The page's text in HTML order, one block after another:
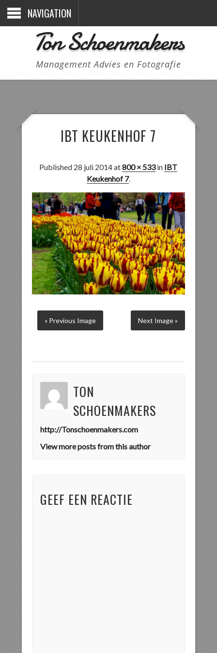
NAVIGATION
Ton Schoenmakers
Management Advies en Fotografie
IBT KEUKENHOF 7
Published 28 juli 2014at800 × 533in IBT
Keukenhof 7.
« Previous Image Next Image »
TON
SCHOENMAKERS
http://Tonschoenmakers.com
View more posts from this author
GEEF EEN REACTIE